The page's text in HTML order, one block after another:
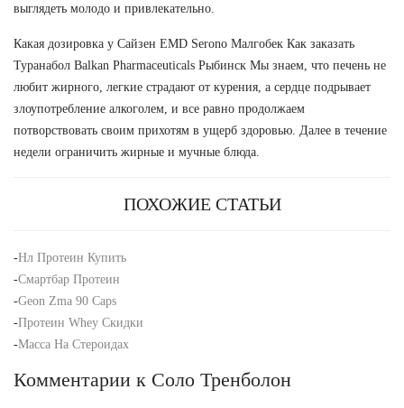
выглядеть молодо и привлекательно.
Какая дозировка у Сайзен EMD Serono Малгобек Как заказать
Туранабол Balkan Pharmaceuticals Рыбинск Мы знаем, что печень не
любит жирного, легкие страдают от курения, а сердце подрывает
злоупотребление алкоголем, и все равно продолжаем
потворствовать своим прихотям в ущерб здоровью. Далее в течение
недели ограничить жирные и мучные блюда.
ПОХОЖИЕ СТАТЬИ
-Нл Протеин Купить
-Смартбар Протеин
-Geon Zma 90 Caps
-Протеин Whey Скидки
-Масса На Стероидах
Комментарии к Соло Тренболон